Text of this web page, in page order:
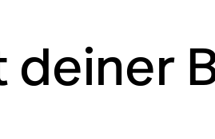
deiner